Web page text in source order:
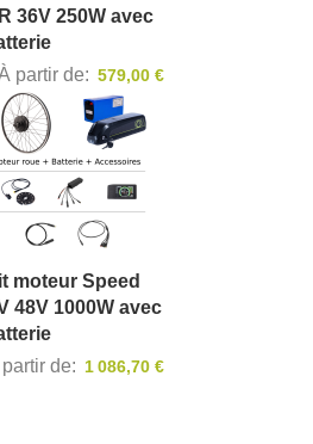
36V 250W avec
partir de
579,00 €
moteur Speed
48V 1000W avec
de
1 086,70 €